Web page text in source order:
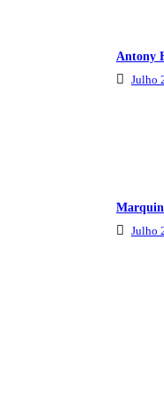
Antony
Julho
Julho